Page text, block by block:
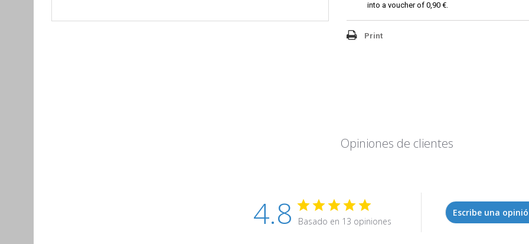
into a voucher of 0,90 €.
Print
Opiniones de clientes
4.8 Basado en 13 opiniones
Escribe una